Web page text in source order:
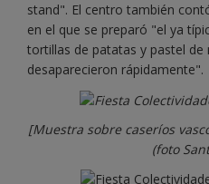
stand". El centro también
en el que se preparó "el ya
tortillas de patatas y pastel de
desaparecieron rápidamente".
[Muestra sobre caseríos
(foto